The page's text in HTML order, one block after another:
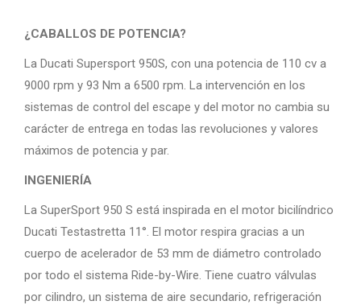
¿CABALLOS DE POTENCIA?
La Ducati Supersport 950S, con una potencia de 110 cv a
9000 rpm y 93 Nm a 6500 rpm. La intervención en los
sistemas de control del escape y del motor no cambia su
carácter de entrega en todas las revoluciones y valores
máximos de potencia y par.
INGENIERÍA
La SuperSport 950 S está inspirada en el motor bicilíndrico
Ducati Testastretta 11°. El motor respira gracias a un
cuerpo de acelerador de 53 mm de diámetro controlado
por todo el sistema Ride-by-Wire. Tiene cuatro válvulas
por cilindro, un sistema de aire secundario, refrigeración